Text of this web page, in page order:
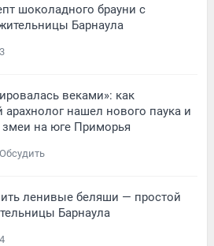
шоколадного брауни с
Барнаула
3
веками»: как
арахнолог нашел нового паука и
змеи на юге Приморья
Обсудить
ленивые беляши — простой
Барнаула
4